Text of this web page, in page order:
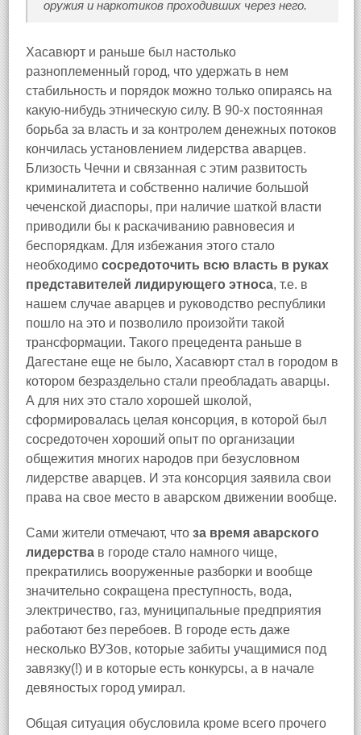
оружия и наркотиков проходивших через него.
Хасавюрт и раньше был настолько
разноплеменный город, что удержать в нем
стабильность и порядок можно только опираясь на
какую-нибудь этническую силу. В 90-х постоянная
борьба за власть и за контролем денежных потоков
кончилась установлением лидерства аварцев.
Близость Чечни и связанная с этим развитость
криминалитета и собственно наличие большой
чеченской диаспоры, при наличие шаткой власти
приводили бы к раскачиванию равновесия и
беспорядкам. Для избежания этого стало
необходимо сосредоточить всю власть в руках
представителей лидирующего этноса, т.е. в
нашем случае аварцев и руководство республики
пошло на это и позволило произойти такой
трансформации. Такого прецедента раньше в
Дагестане еще не было, Хасавюрт стал в городом в
котором безраздельно стали преобладать аварцы.
А для них это стало хорошей школой,
сформировалась целая консорция, в которой был
сосредоточен хороший опыт по организации
общежития многих народов при безусловном
лидерстве аварцев. И эта консорция заявила свои
права на свое место в аварском движении вообще.
Сами жители отмечают, что за время аварского
лидерства в городе стало намного чище,
прекратились вооруженные разборки и вообще
значительно сокращена преступность, вода,
электричество, газ, муниципальные предприятия
работают без перебоев. В городе есть даже
несколько ВУЗов, которые забиты учащимися под
завязку(!) и в которые есть конкурсы, а в начале
девяностых город умирал.
Общая ситуация обусловила кроме всего прочего